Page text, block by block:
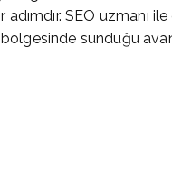
SEO uzmanı
sunduğu